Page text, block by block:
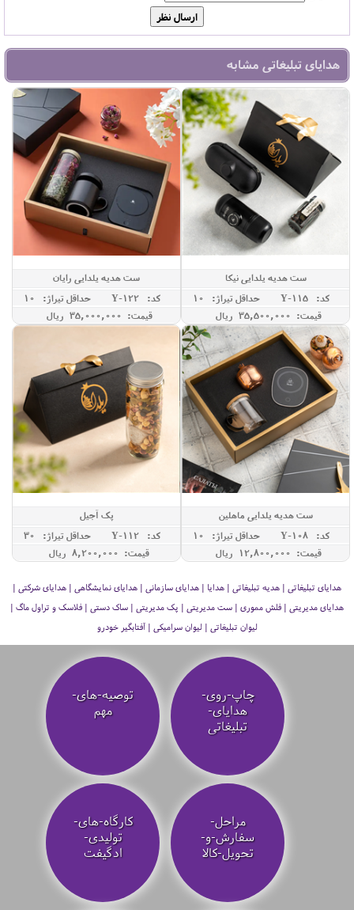
هدایای تبلیغاتی مشابه
ست هدیه یلدایی نیکا
کد: Y-115
حداقل تيراژ: 10
قیمت: 35,500,000 ريال
ست هدیه یلدایی رایان
کد: Y-122
حداقل تيراژ: 10
قیمت: 35,000,000 ريال
ست هدیه یلدایی ماهلین
کد: Y-108
حداقل تيراژ: 10
قیمت: 12,800,000 ريال
پک آجیل
کد: Y-112
حداقل تيراژ: 30
قیمت: 8,200,000 ريال
هدایای تبلیغاتی | هدیه تبلیغاتی | هدایا | هدایای سازمانی | هدایای نمایشگاهی | هدایای شرکتی |
هدایای مدیریتی | فلش مموری | ست مدیریتی | پک مدیریتی | ساک دستی | فلاسک و تراول ماگ |
لیوان تبلیغاتی | لیوان سرامیکی | آفتابگیر خودرو
چاپ-روی-
هدایای-
تبلیغاتی
توصیه‌-های-
مهم
مراحل-
سفارش-و-
تحویل-کالا
کارگاه-های-
تولیدی-
ادگیفت